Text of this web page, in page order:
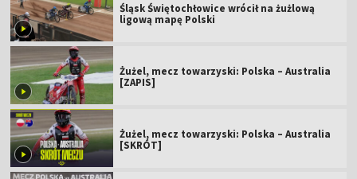
Śląsk Świętochłowice wrócił na żużlową
ligową mapę Polski
Żużel, mecz towarzyski: Polska – Australia
[ZAPIS]
Żużel, mecz towarzyski: Polska – Australia
[SKRÓT]